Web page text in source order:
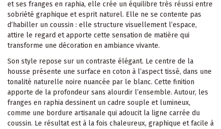
et ses franges en raphia, elle crée un équilibre très réussi entre
sobriété graphique et esprit naturel. Elle ne se contente pas
d’habiller un coussin : elle structure visuellement l’espace,
attire le regard et apporte cette sensation de matière qui
transforme une décoration en ambiance vivante.
Son style repose sur un contraste élégant. Le centre de la
housse présente une surface en coton à l’aspect tissé, dans une
tonalité naturelle noire nuancée par le blanc. Cette finition
apporte de la profondeur sans alourdir l’ensemble. Autour, les
franges en raphia dessinent un cadre souple et lumineux,
comme une bordure artisanale qui adoucit la ligne carrée du
coussin. Le résultat est à la fois chaleureux, graphique et facile à